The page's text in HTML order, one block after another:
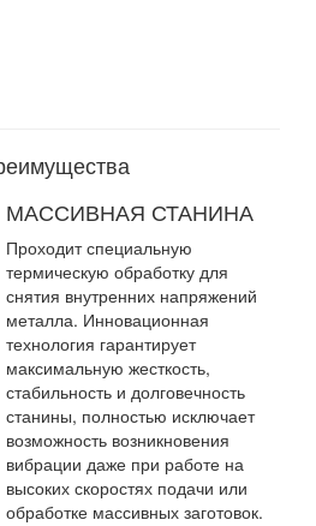
МАССИВНАЯ СТАНИНА
Проходит специальную
термическую обработку для
снятия внутренних напряжений
металла. Инновационная
технология гарантирует
максимальную жесткость,
стабильность и долговечность
станины, полностью исключает
возможность возникновения
вибрации даже при работе на
высоких скоростях подачи или
обработке массивных заготовок.